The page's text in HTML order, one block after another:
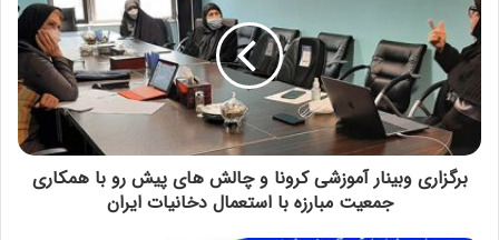
برگزاری وبینار آموزشی کرونا و چالش های پیش رو با همکاری
جمعیت مبارزه با استعمال دخانیات ایران